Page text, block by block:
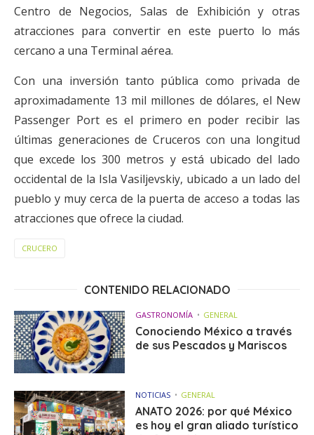
Centro de Negocios, Salas de Exhibición y otras
atracciones para convertir en este puerto lo más
cercano a una Terminal aérea.
Con una inversión tanto pública como privada de
aproximadamente 13 mil millones de dólares, el New
Passenger Port es el primero en poder recibir las
últimas generaciones de Cruceros con una longitud
que excede los 300 metros y está ubicado del lado
occidental de la Isla Vasiljevskiy, ubicado a un lado del
pueblo y muy cerca de la puerta de acceso a todas las
atracciones que ofrece la ciudad.
CRUCERO
CONTENIDO RELACIONADO
GASTRONOMÍA GENERAL
Conociendo México a través
de sus Pescados y Mariscos
NOTICIAS GENERAL
ANATO 2026: por qué México
es hoy el gran aliado turístico